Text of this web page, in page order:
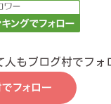
もブログ村でフォ